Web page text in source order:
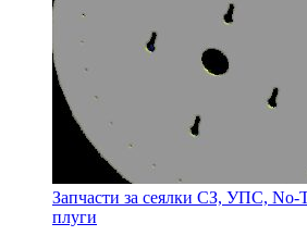
Запчасти за сеялки СЗ, УПС, No-
плуги